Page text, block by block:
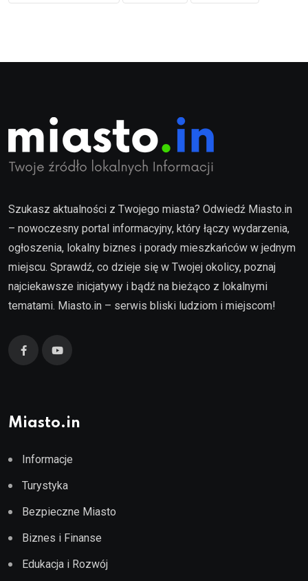
Szukasz aktualności z Twojego miasta? Odwiedź Miasto.in
– nowoczesny portal informacyjny, który łączy wydarzenia,
ogłoszenia, lokalny biznes i porady mieszkańców w jednym
miejscu. Sprawdź, co dzieje się w Twojej okolicy, poznaj
najciekawsze inicjatywy i bądź na bieżąco z lokalnymi
tematami. Miasto.in – serwis bliski ludziom i miejscom!
Miasto.in
Informacje
Turystyka
Bezpieczne Miasto
Biznes i Finanse
Edukacja i Rozwój